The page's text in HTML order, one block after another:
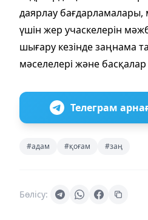
даярлау
үшін жер учаскелерін
шығару кезінде заңнама
мәселелері және
Телеграм
#адам #қоғам #заң
Бөлісу: